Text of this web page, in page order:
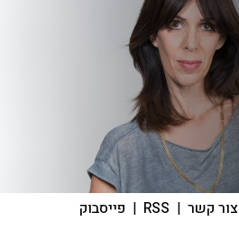
צור קשר |
RSS
| פייסבוק